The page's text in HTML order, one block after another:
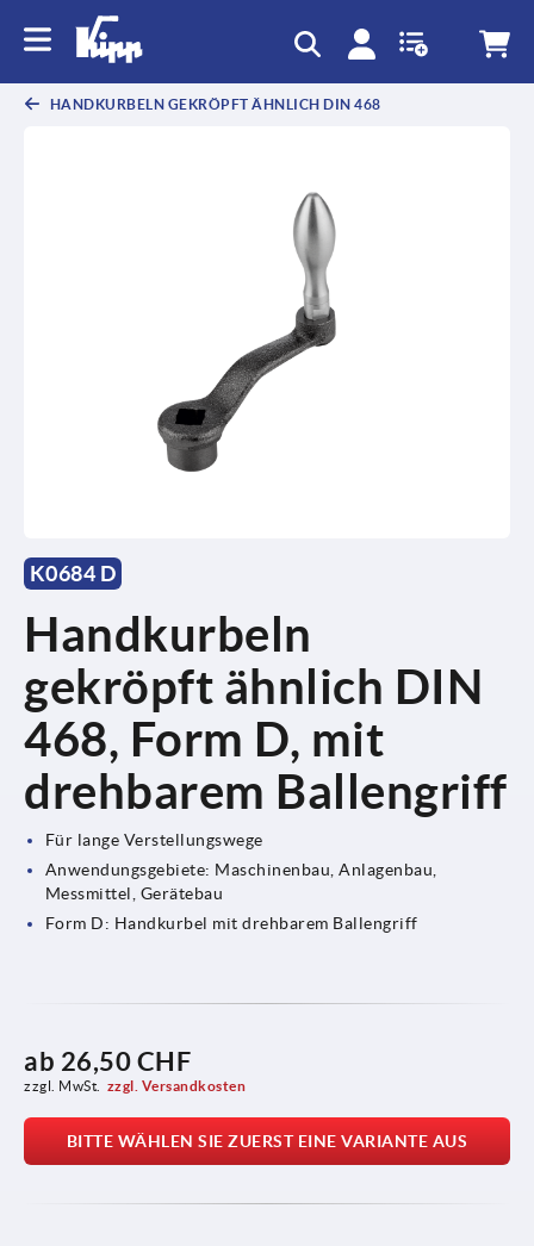
HANDKURBELN GEKRÖPFT ÄHNLICH DIN 468
K0684 D
Handkurbeln
gekröpft ähnlich DIN
468, Form D, mit
drehbarem Ballengriff
Für lange Verstellungswege
Anwendungsgebiete: Maschinenbau, Anlagenbau,
Messmittel, Gerätebau
Form D: Handkurbel mit drehbarem Ballengriff
ab 26,50 CHF
zzgl. MwSt. zzgl. Versandkosten
BITTE WÄHLEN SIE ZUERST EINE VARIANTE AUS